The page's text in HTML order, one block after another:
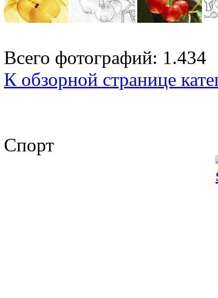
Всего фотографий: 1.434
К обзорной странице
Спорт